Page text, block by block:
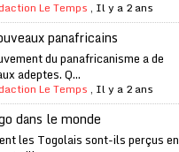
Le Temps , Il y a 2 ans
panafricains
du panafricanisme a de
adeptes. Q...
Le Temps , Il y a 2 ans
dans le monde
les Togolais sont-ils perçus en